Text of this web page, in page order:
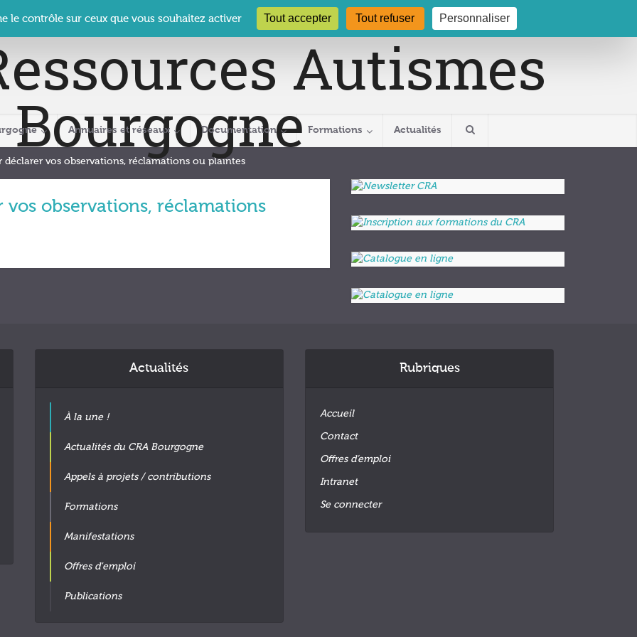
Le Clos des Présidents – 19-21 rue Coty – 21 000 DIJON cra@crabourgogne.org 03 80 29 54 19
Annuaires et réseaux Documentation Formations Actualités
déclarer vos observations, réclamations ou plaintes
observations, réclamations
Actualités
À la une !
Actualités du CRA Bourgogne
Appels à projets / contributions
Formations
Manifestations
Offres d'emploi
Publications
Rubriques
Accueil
Contact
Offres d’emploi
Intranet
Se connecter
le contrôle sur ceux que vous souhaitez activer Tout accepter Tout refuser Personnaliser